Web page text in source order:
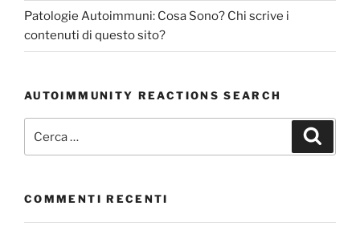
Patologie Autoimmuni: Cosa Sono? Chi scrive i
contenuti di questo sito?
AUTOIMMUNITY REACTIONS SEARCH
COMMENTI RECENTI